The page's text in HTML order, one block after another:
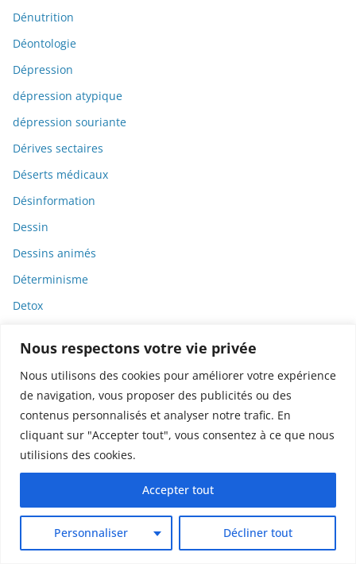
Nous respectons votre vie privée
Nous utilisons des cookies pour améliorer votre expérience
de navigation, vous proposer des publicités ou des
contenus personnalisés et analyser notre trafic. En
cliquant sur "Accepter tout", vous consentez à ce que nous
utilisions des cookies.
Personnaliser Décliner tout
Accepter tout
Dénutrition
Déontologie
Dépression
dépression atypique
dépression souriante
Dérives sectaires
Déserts médicaux
Désinformation
Dessin
Dessins animés
Déterminisme
Detox
Dette immunitaire
Deux-roues
DGCCRF
Diabète
Diagnostic
Diététique
Diffamation